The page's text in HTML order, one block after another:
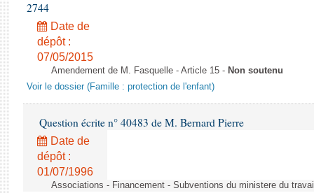
2744
Date de
dépôt :
07/05/2015
Amendement de M. Fasquelle - Article 15 - Non soutenu
Voir le dossier (Famille : protection de l'enfant)
Question écrite n° 40483 de M. Bernard Pierre
Date de
dépôt :
01/07/1996
Associations - Financement - Subventions du ministere du